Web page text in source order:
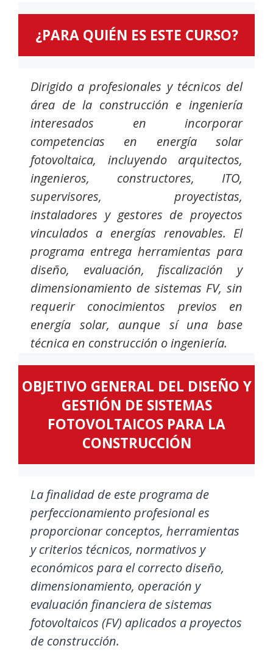
¿PARA QUIÉN ES ESTE CURSO?
Dirigido a profesionales y técnicos del
área de la construcción e ingeniería
interesados en incorporar
competencias en energía solar
fotovoltaica, incluyendo arquitectos,
ingenieros, constructores, ITO,
supervisores, proyectistas,
instaladores y gestores de proyectos
vinculados a energías renovables. El
programa entrega herramientas para
diseño, evaluación, fiscalización y
dimensionamiento de sistemas FV, sin
requerir conocimientos previos en
energía solar, aunque sí una base
técnica en construcción o ingeniería.
OBJETIVO GENERAL DEL DISEÑO Y
GESTIÓN DE SISTEMAS
FOTOVOLTAICOS PARA LA
CONSTRUCCIÓN
La finalidad de este programa de
perfeccionamiento profesional es
proporcionar conceptos, herramientas
y criterios técnicos, normativos y
económicos para el correcto diseño,
dimensionamiento, operación y
evaluación financiera de sistemas
fotovoltaicos (FV) aplicados a proyectos
de construcción.